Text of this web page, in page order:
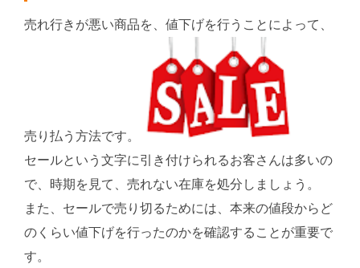
売れ行きが悪い商品を、値下げを行うことによって、
売り払う方法です。
セールという文字に引き付けられるお客さんは多いの
で、時期を見て、売れない在庫を処分しましょう。
また、セールで売り切るためには、本来の値段からど
のくらい値下げを行ったのかを確認することが重要で
す。